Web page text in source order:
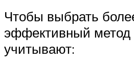
Чтобы выбрать
эффективный метод
учитывают: